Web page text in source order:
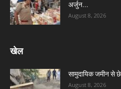
अर्जुन...
August 8, 2026
खेल
सामुदायिक जमीन से
August 8, 2026